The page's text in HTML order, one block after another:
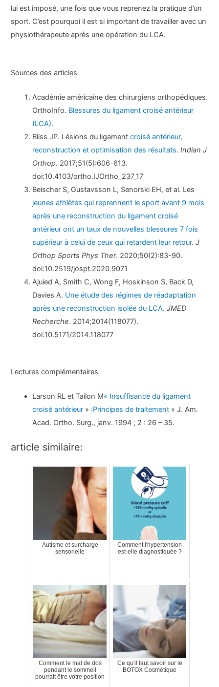
lui est imposé, une fois que vous reprenez la pratique d’un
sport. C’est pourquoi il est si important de travailler avec un
physiothérapeute après une opération du LCA.
Sources des articles
Académie américaine des chirurgiens orthopédiques.
OrthoInfo. Blessures du ligament croisé antérieur
(LCA).
Bliss JP. Lésions du ligamentcroisé antérieur,
reconstruction et optimisation des résultats.Indian J
Orthop. 2017;51(5):606-613.
doi:10.4103/ortho.IJOrtho_237_17
Beischer S, Gustavsson L, Senorski EH, et al. Les
jeunes athlètes qui reprennent le sport avant 9 mois
après une reconstruction du ligament croisé
antérieur ont un taux de nouvelles blessures 7 fois
supérieur à celui de ceux qui retardent leur retour.J
Orthop Sports Phys Ther. 2020;50(2):83-90.
doi:10.2519/jospt.2020.9071
Ajuied A, Smith C, Wong F, Hoskinson S, Back D,
Davies A. Une étude des régimes de réadaptation
après une reconstruction isolée du LCA.JMED
Recherche. 2014;2014(118077).
doi:10.5171/2014.118077
Lectures complémentaires
Larson RL et Tailon M« Insuffisance du ligament
croisé antérieur » :Principes de traitement » J. Am.
Acad. Ortho. Surg., janv. 1994 ; 2 : 26 – 35.
article similaire:
Autisme et surcharge
sensorielle
Comment l'hypertension
est-elle diagnostiquée ?
Comment le mal de dos
pendant le sommeil
pourrait être votre position
Ce qu'il faut savoir sur le
BOTOX Cosmétique